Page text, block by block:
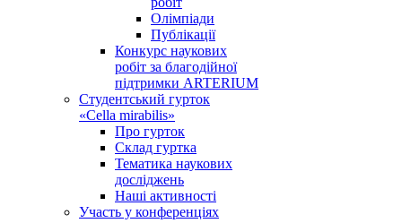
Олімпіади
Публікації
Конкурс наукових
робіт за благодійної
підтримки ARTERIUM
Студентський гурток
«Cella mirabilis»
Про гурток
Склад гуртка
Тематика наукових
досліджень
Наші активності
Участь у конференціях